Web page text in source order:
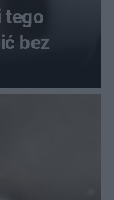
tego
bez